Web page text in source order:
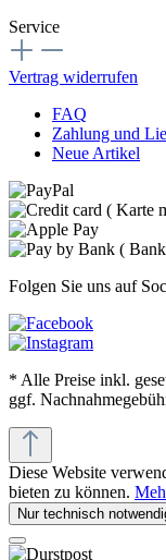
Service
Vertrag widerrufen
FAQ
Zahlung und
Neue Artikel
Folgen Sie uns auf
* Alle Preise inkl.
ggf.
Diese Website
bieten zu können.
Nur technisch